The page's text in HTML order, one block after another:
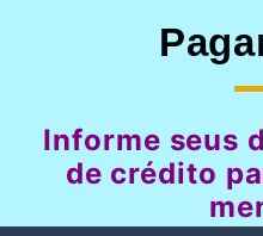
Informe seus
de crédito